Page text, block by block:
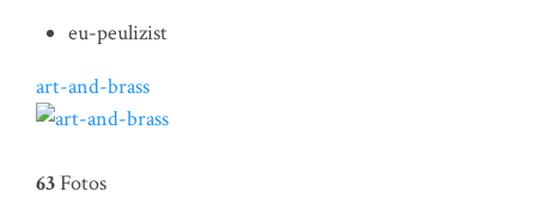
eu-peulizist
art-and-brass
63Fotos